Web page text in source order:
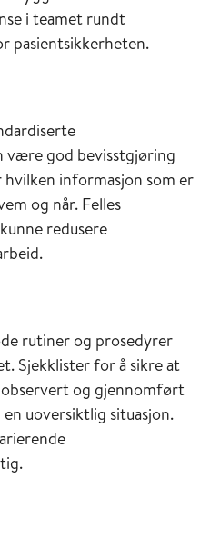
i teamet rundt
pasientsikkerheten.
være god bevisstgjøring
informasjon som er
og når. Felles
redusere
rutiner og prosedyrer
Sjekklister for å sikre at
og gjennomført
uoversiktlig situasjon.